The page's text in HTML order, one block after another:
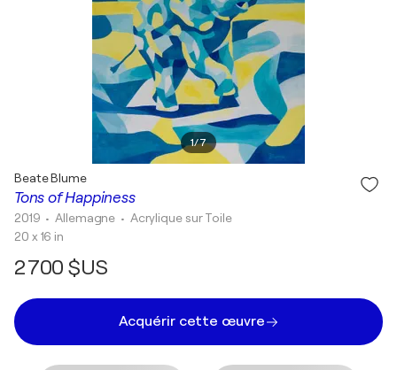
1/7
Tons of Happiness
Beate Blume
2019 • Allemagne • Acrylique sur Toile
20 x 16 in
2 700 $US
Acquérir cette œuvre